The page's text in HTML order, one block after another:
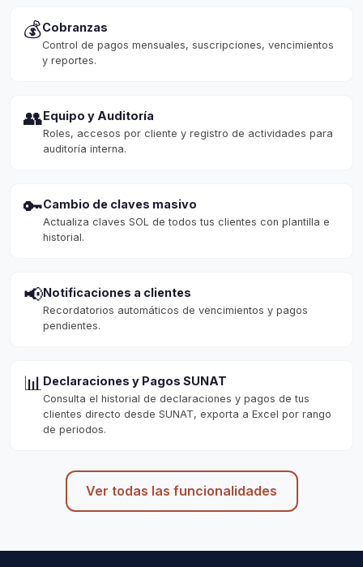
💰Cobranzas
Control de pagos mensuales, suscripciones, vencimientos
y reportes.
👥Equipo y Auditoría
Roles, accesos por cliente y registro de actividades para
auditoría interna.
🔑Cambio de claves masivo
Actualiza claves SOL de todos tus clientes con plantilla e
historial.
📢Notificaciones a clientes
Recordatorios automáticos de vencimientos y pagos
pendientes.
📊Declaraciones y Pagos SUNAT
Consulta el historial de declaraciones y pagos de tus
clientes directo desde SUNAT, exporta a Excel por rango
de periodos.
Ver todas las funcionalidades